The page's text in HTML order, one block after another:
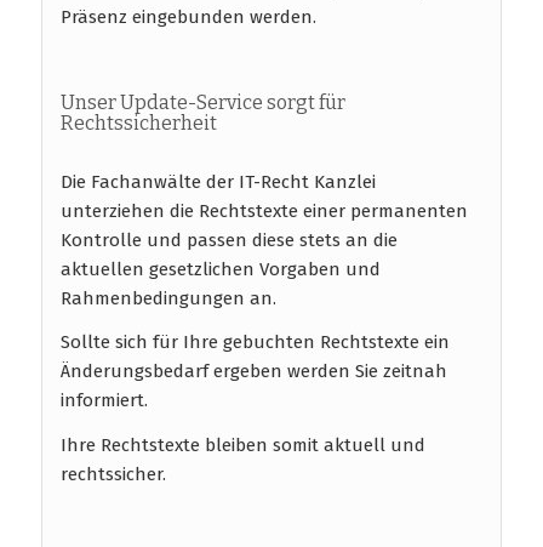
Präsenz eingebunden werden.
Unser Update-Service sorgt für
Rechtssicherheit
Die Fachanwälte der IT-Recht Kanzlei
unterziehen die Rechtstexte einer permanenten
Kontrolle und passen diese stets an die
aktuellen gesetzlichen Vorgaben und
Rahmenbedingungen an.
Sollte sich für Ihre gebuchten Rechtstexte ein
Änderungsbedarf ergeben werden Sie zeitnah
informiert.
Ihre Rechtstexte bleiben somit aktuell und
rechtssicher.